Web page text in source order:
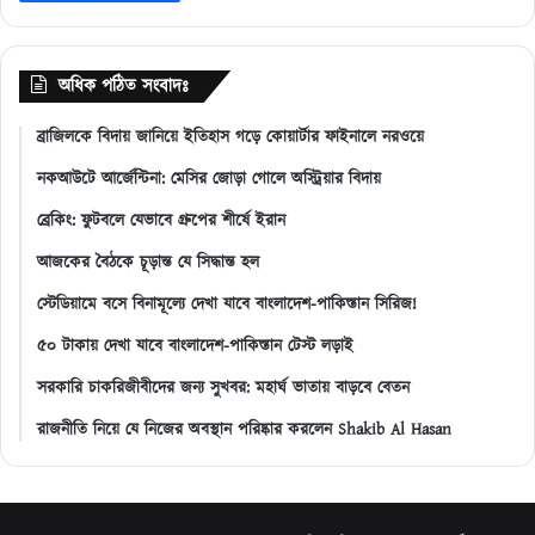
অধিক পঠিত সংবাদঃ
ব্রাজিলকে বিদায় জানিয়ে ইতিহাস গড়ে কোয়ার্টার ফাইনালে নরওয়ে
নকআউটে আর্জেন্টিনা: মেসির জোড়া গোলে অস্ট্রিয়ার বিদায়
ব্রেকিং: ফুটবলে যেভাবে গ্রুপের শীর্ষে ইরান
আজকের বৈঠকে চূড়ান্ত যে সিদ্ধান্ত হল
স্টেডিয়ামে বসে বিনামূল্যে দেখা যাবে বাংলাদেশ-পাকিস্তান সিরিজ!
৫০ টাকায় দেখা যাবে বাংলাদেশ-পাকিস্তান টেস্ট লড়াই
সরকারি চাকরিজীবীদের জন্য সুখবর: মহার্ঘ ভাতায় বাড়বে বেতন
রাজনীতি নিয়ে যে নিজের অবস্থান পরিষ্কার করলেন Shakib Al Hasan